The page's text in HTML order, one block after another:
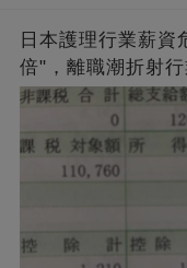
日本護理行業薪資
倍"，離職潮折射